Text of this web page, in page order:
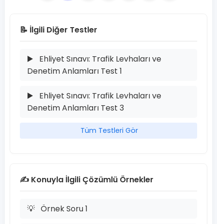
📝 İlgili Diğer Testler
▶️
Ehliyet Sınavı: Trafik Levhaları ve
Denetim Anlamları Test 1
▶️
Ehliyet Sınavı: Trafik Levhaları ve
Denetim Anlamları Test 3
Tüm Testleri Gör
✍️ Konuyla İlgili Çözümlü Örnekler
💡 Örnek Soru 1